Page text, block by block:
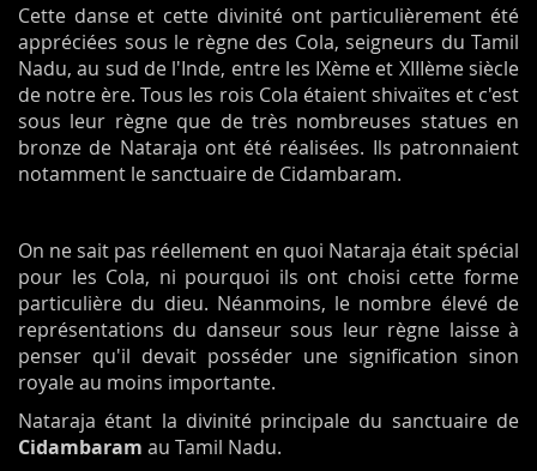
Cette danse et cette divinité ont particulièrement été
appréciées sous le règne des Cola, seigneurs du Tamil
Nadu, au sud de l'Inde, entre les IXème et XIIIème siècle
de notre ère. Tous les rois Cola étaient shivaïtes et c'est
sous leur règne que de très nombreuses statues en
bronze de Nataraja ont été réalisées. Ils patronnaient
notamment le sanctuaire de Cidambaram.
On ne sait pas réellement en quoi Nataraja était spécial
pour les Cola, ni pourquoi ils ont choisi cette forme
particulière du dieu. Néanmoins, le nombre élevé de
représentations du danseur sous leur règne laisse à
penser qu'il devait posséder une signification sinon
royale au moins importante.
Nataraja étant la divinité principale du sanctuaire de
Cidambaram au Tamil Nadu.